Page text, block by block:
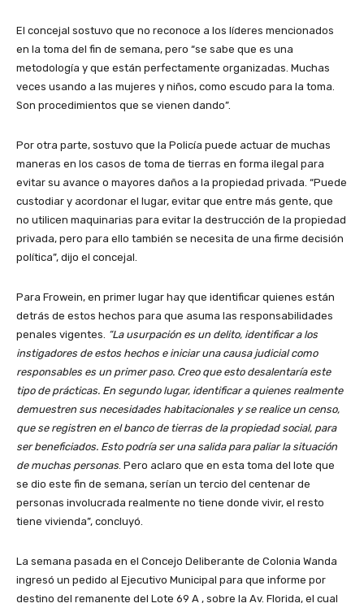
El concejal sostuvo que no reconoce a los líderes mencionados
en la toma del fin de semana, pero “se sabe que es una
metodología y que están perfectamente organizadas. Muchas
veces usando a las mujeres y niños, como escudo para la toma.
Son procedimientos que se vienen dando”.
Por otra parte, sostuvo que la Policía puede actuar de muchas
maneras en los casos de toma de tierras en forma ilegal para
evitar su avance o mayores daños a la propiedad privada. “Puede
custodiar y acordonar el lugar, evitar que entre más gente, que
no utilicen maquinarias para evitar la destrucción de la propiedad
privada, pero para ello también se necesita de una firme decisión
política”, dijo el concejal.
Para Frowein, en primer lugar hay que identificar quienes están
detrás de estos hechos para que asuma las responsabilidades
penales vigentes. “La usurpación es un delito, identificar a los
instigadores de estos hechos e iniciar una causa judicial como
responsables es un primer paso. Creo que esto desalentaría este
tipo de prácticas. En segundo lugar, identificar a quienes realmente
demuestren sus necesidades habitacionales y se realice un censo,
que se registren en el banco de tierras de la propiedad social, para
ser beneficiados. Esto podría ser una salida para paliar la situación
de muchas personas . Pero aclaro que en esta toma del lote que
se dio este fin de semana, serían un tercio del centenar de
personas involucrada realmente no tiene donde vivir, el resto
tiene vivienda”, concluyó.
La semana pasada en el Concejo Deliberante de Colonia Wanda
ingresó un pedido al Ejecutivo Municipal para que informe por
destino del remanente del Lote 69 A , sobre la Av. Florida, el cual